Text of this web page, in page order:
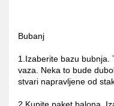
Bubanj
1.Izaberite bazu bubnja.
vaza. Neka to bude
stvari napravljene od
2.Kupite paket balona.